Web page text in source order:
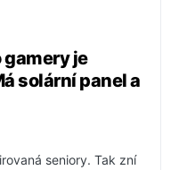
gamery je
solární panel a
seniory. Tak zní